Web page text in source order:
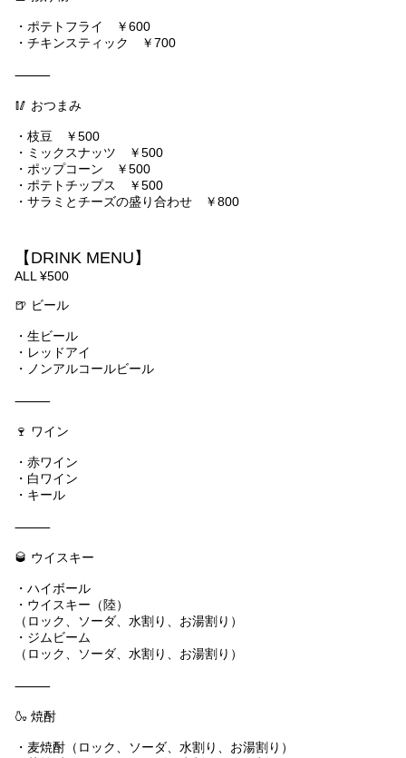
・ポテトフライ ￥600
・チキンスティック ￥700
⸻
🥢 おつまみ
・枝豆 ￥500
・ミックスナッツ ￥500
・ポップコーン ￥500
・ポテトチップス ￥500
・サラミとチーズの盛り合わせ ￥800
【DRINK MENU】
ALL ¥500
🍺 ビール
・生ビール
・レッドアイ
・ノンアルコールビール
⸻
🍷 ワイン
・赤ワイン
・白ワイン
・キール
⸻
🥃 ウイスキー
・ハイボール
・ウイスキー（陸）
（ロック、ソーダ、水割り、お湯割り）
・ジムビーム
（ロック、ソーダ、水割り、お湯割り）
⸻
🍶 焼酎
・麦焼酎（ロック、ソーダ、水割り、お湯割り）